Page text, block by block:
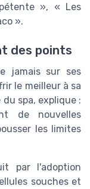
», « Les
».
des points
jamais sur ses
le meilleur à sa
spa, explique :
de nouvelles
les limites
par l'adoption
souches et